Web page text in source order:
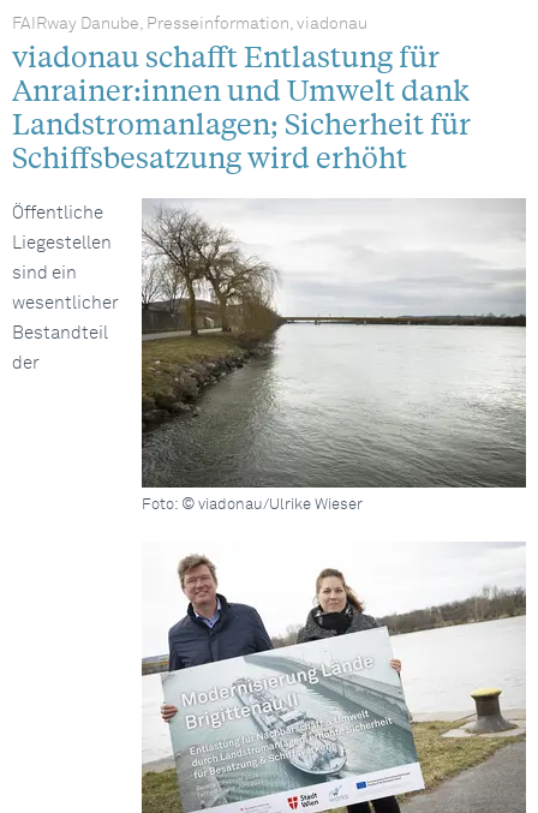
FAIRway Danube, Presseinformation, viadonau
viadonau schafft Entlastung für
Anrainer:innen und Umwelt dank
Landstromanlagen; Sicherheit für
Schiffsbesatzung wird erhöht
Foto: © viadonau/Ulrike Wieser
Öffentliche
Liegestellen
sind ein
wesentlicher
Bestandteil
der